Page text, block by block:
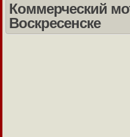
Коммерческий
Воскресенске